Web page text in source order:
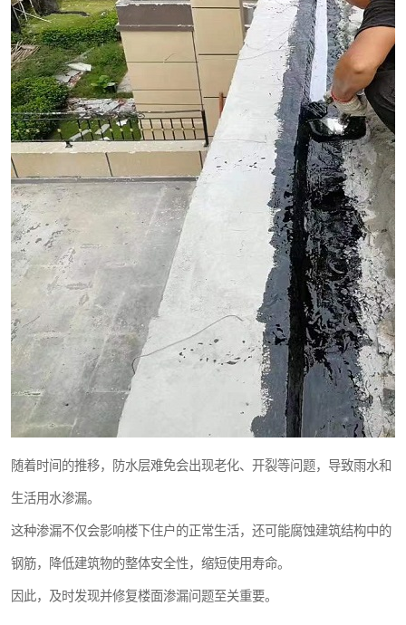
随着时间的推移，防水层难免会出现老化、开裂等问题，导致雨水和
生活用水渗漏。
这种渗漏不仅会影响楼下住户的正常生活，还可能腐蚀建筑结构中的
钢筋，降低建筑物的整体安全性，缩短使用寿命。
因此，及时发现并修复楼面渗漏问题至关重要。